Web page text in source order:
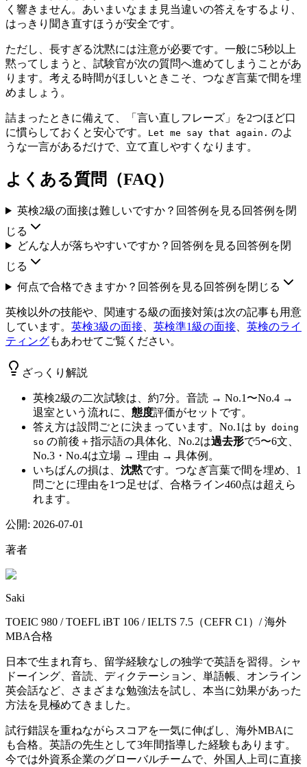
く響きません。あいまいなまま見当違いの答えをするより、
はっきり聞き直すほうが安全です。
ただし、長すぎる沈黙には注意が必要です。一般に5秒以上
黙ってしまうと、試験官が次の質問へ進めてしまうことがあ
ります。考える時間がほしいときこそ、つなぎ言葉で間を埋
めましょう。
詰まったときに備えて、「言い直しフレーズ」を2つほど口
に慣らしておくと安心です。
Let me say that again. のよ
うな一言があるだけで、立て直しやすくなります。
よくある質問（FAQ）
英検2級の面接は難しいですか？ 回答例を見る 回答例を閉
じる
どんな人が落ちやすいですか？ 回答例を見る 回答例を閉
じる
何点で合格できますか？ 回答例を見る 回答例を閉じる
英検以外の技能や、関連する級の面接対策は次の記事も用意
しています。 英検3級の面接 英検準1級の面接
英検のライ
ティングもあわせてご覧ください。
ざっくり解説
英検2級の二次試験は、約7分。音読 → No.1〜No.4 →
退室という流れに、 態度評価がセットです。
答え方は設問ごとに決まっています。No.1は by doing
so の前後＋指示語の具体化、No.2は過去形で5〜6文、
No.3・No.4は立場 → 理由 → 具体例。
いちばんの損は、 沈黙です。つなぎ言葉で間を埋め、1
問ごとに理由を1つ足せば、合格ライン460点は超えら
れます。
公開: 2026-07-01
著者
Saki
TOEIC 980 / TOEFL iBT 106 / IELTS 7.5（CEFR C1）/ 海外
MBA合格
日本で生まれ育ち、留学経験なしの独学で英語を習得。シャ
ドーイング、音読、ディクテーション、単語帳、オンライン
英会話など、さまざまな勉強法を試し、本当に効果があった
方法を見極めてきました。
試行錯誤を重ねながらスコアを一気に伸ばし、海外MBAに
も合格。英語の先生として3年間指導した経験もあります。
今では外資系企業のグローバルチームで、外国人上司に直接